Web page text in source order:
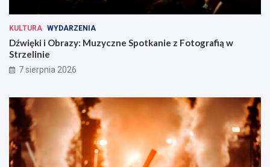
KULTURA WYDARZENIA
Dźwięki i Obrazy: Muzyczne Spotkanie z Fotografią w
Strzelinie
7 sierpnia 2026